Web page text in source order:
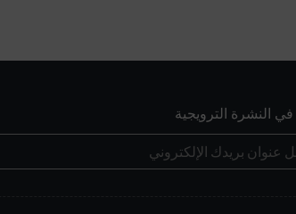
النشرة الترويجية